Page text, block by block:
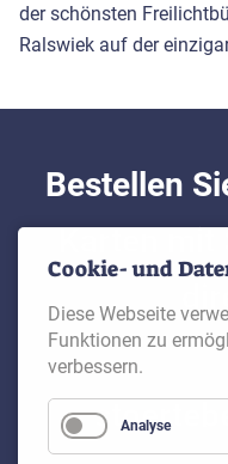
der schönsten
Ralswiek auf der
Bestellen
Karten mit
Cookie- und
Diese Webseite
Funktionen zu
verbessern.
Analyse